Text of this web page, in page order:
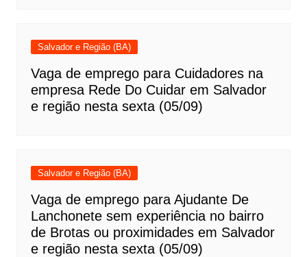
Salvador e Região (BA)
Vaga de emprego para Cuidadores na
empresa Rede Do Cuidar em Salvador
e região nesta sexta (05/09)
Salvador e Região (BA)
Vaga de emprego para Ajudante De
Lanchonete sem experiência no bairro
de Brotas ou proximidades em Salvador
e região nesta sexta (05/09)